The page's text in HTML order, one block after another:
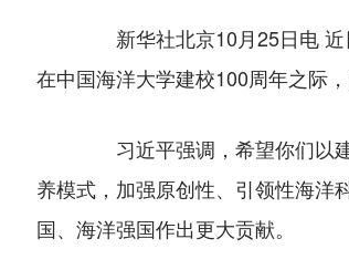
新华社北京10月25日电 近
在中国海洋大学建校100周年之际
习近平强调，希望你们以建
养模式，加强原创性、引领性海洋
国、海洋强国作出更大贡献。